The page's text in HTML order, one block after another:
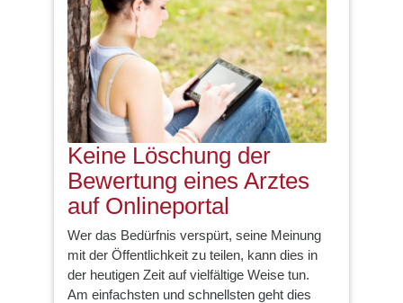
Keine Löschung der
Bewertung eines Arztes
auf Onlineportal
Wer das Bedürfnis verspürt, seine Meinung
mit der Öffentlichkeit zu teilen, kann dies in
der heutigen Zeit auf vielfältige Weise tun.
Am einfachsten und schnellsten geht dies